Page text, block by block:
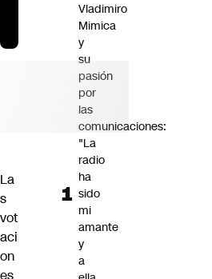
La
s
vot
aci
on
Vladimiro
Mimica
y
su
pasión
por
las
comunicaciones:
"La
radio
ha
sido
mi
amante
y
a